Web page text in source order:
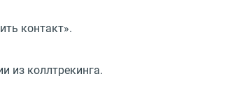
контакт».
из коллтрекинга.